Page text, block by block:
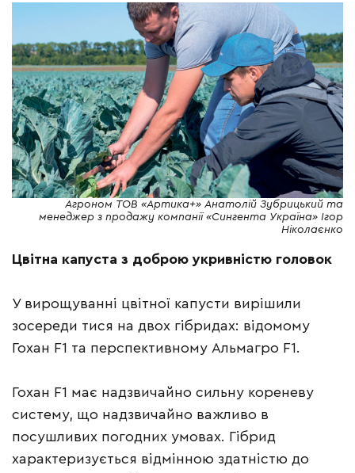
Агроном ТОВ «Артика+» Анатолій Зубрицький та
менеджер з продажу компанії «Сингента Україна» Ігор
Ніколаєнко
Цвітна капуста з доброю укривністю головок
У вирощуванні цвітної капусти вирішили
зосереди тися на двох гібридах: відомому
Гохан F1 та перспективному Альмагро F1.
Гохан F1 має надзвичайно сильну кореневу
систему, що надзвичайно важливо в
посушливих погодних умовах. Гібрид
характеризується відмінною здатністю до